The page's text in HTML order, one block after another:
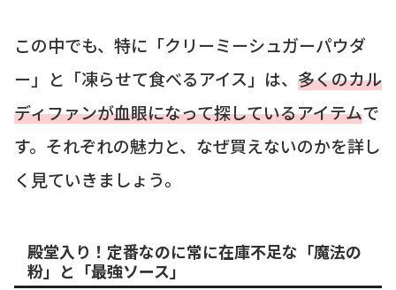
この中でも、特に「クリーミーシュガーパウダ
ー」と「凍らせて食べるアイス」は、 多くのカル
ディファンが血眼になって探しているアイテムで
す。それぞれの魅力と、なぜ買えないのかを詳し
く見ていきましょう。
殿堂入り！定番なのに常に在庫不足な「魔法の
粉」と「最強ソース」